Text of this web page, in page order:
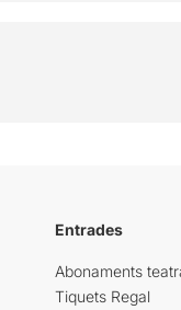
Entrades
Abonaments
Tiquets Regal